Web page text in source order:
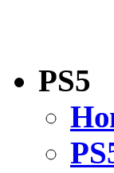
PS5